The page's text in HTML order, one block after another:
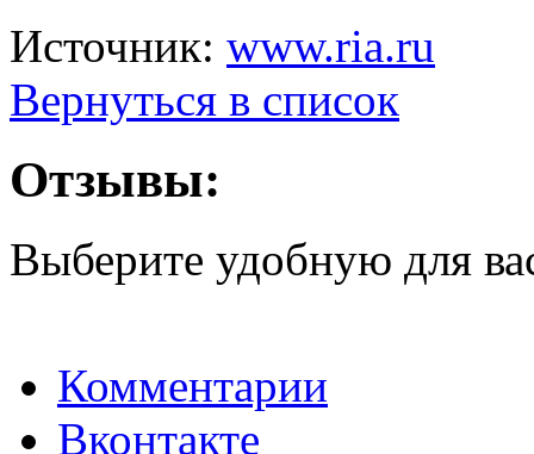
Источник: www.ria.ru
Вернуться в список
Отзывы:
Выберите удобную для
Комментарии
Вконтакте